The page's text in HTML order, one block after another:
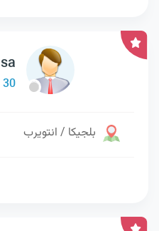
30 سنة من اليمن
بلجيكا / انتويرب